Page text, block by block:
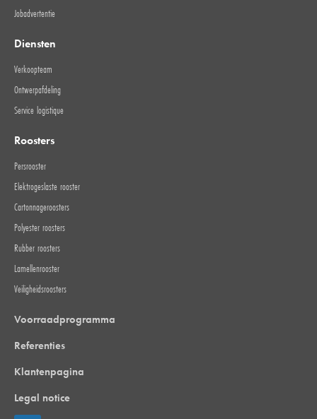
Jobadvertentie
Diensten
Verkoopteam
Ontwerpafdeling
Service logistique
Roosters
Persrooster
Elektrogeslaste rooster
Cartonnageroosters
Polyester roosters
Rubber roosters
Lamellenrooster
Veiligheidsroosters
Voorraadprogramma
Referenties
Klantenpagina
Legal notice